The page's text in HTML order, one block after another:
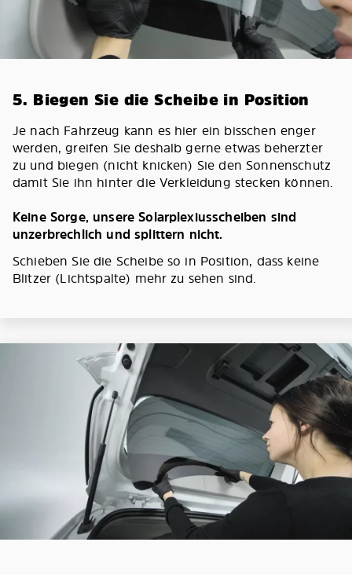
5. Biegen Sie die Scheibe in Position
Je nach Fahrzeug kann es hier ein bisschen enger
werden, greifen Sie deshalb gerne etwas beherzter
zu und biegen (nicht knicken) Sie den Sonnenschutz
damit Sie ihn hinter die Verkleidung stecken können.
Keine Sorge, unsere Solarplexiusscheiben sind
unzerbrechlich und splittern nicht.
Schieben Sie die Scheibe so in Position, dass keine
Blitzer (Lichtspalte) mehr zu sehen sind.